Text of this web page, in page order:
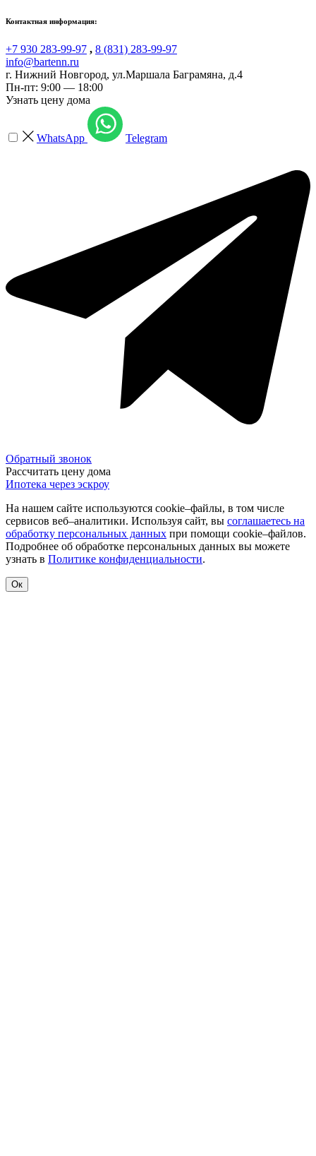
Контактная информация:
+7 930 283-99-97 , 8 (831) 283-99-97
info@bartenn.ru
г. Нижний Новгород, ул.Маршала Баграмяна, д.4
Пн-пт: 9:00 — 18:00
Узнать цену дома
WhatsApp Telegram
Обратный звонок
Рассчитать цену дома
Ипотека через эскроу
На нашем сайте используются cookie–файлы, в том числе
сервисов веб–аналитики. Используя сайт, вы соглашаетесь на
обработку персональных данных при помощи cookie–файлов.
Подробнее об обработке персональных данных вы можете
узнать в Политике конфиденциальности.
Ок